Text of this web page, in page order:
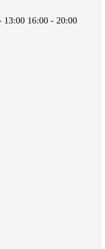
13:00 16:00 - 20:00